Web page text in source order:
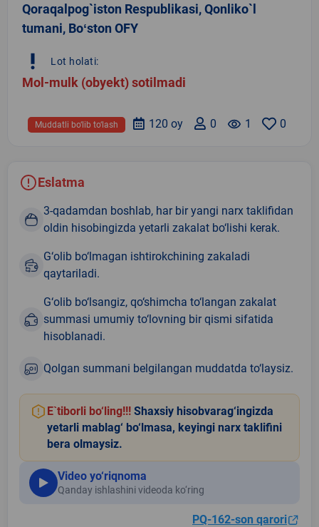
Qoraqalpog`iston Respublikasi, Qonliko`l
tumani, Boʻston OFY
priority_high Lot holati:
Mol-mulk (obyekt) sotilmadi
0
remove_red_eye 1
0
120 oy
Muddatli bo‘lib to‘lash
Eslatma
3-qadamdan boshlab, har bir yangi narx taklifidan
oldin hisobingizda yetarli zakalat bo‘lishi kerak.
G‘olib bo‘lmagan ishtirokchining zakaladi
qaytariladi.
G‘olib bo‘lsangiz, qo‘shimcha to‘langan zakalat
summasi umumiy to‘lovning bir qismi sifatida
hisoblanadi.
Qolgan summani belgilangan muddatda to‘laysiz.
E`tiborli bo‘ling!!! Shaxsiy hisobvarag‘ingizda
yetarli mablag‘ bo‘lmasa, keyingi narx taklifini
bera olmaysiz.
Video yo‘riqnoma
Qanday ishlashini videoda ko‘ring
PQ-162-son qarori